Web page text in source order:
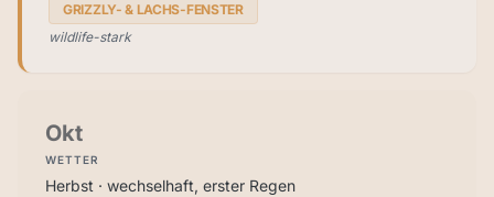
GRIZZLY- & LACHS-FENSTER
wildlife-stark
Okt
WETTER
Herbst · wechselhaft, erster Regen